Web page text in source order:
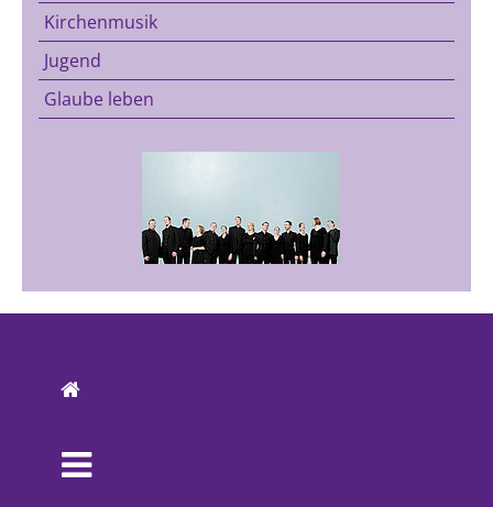
Kirchenmusik
Jugend
Glaube leben